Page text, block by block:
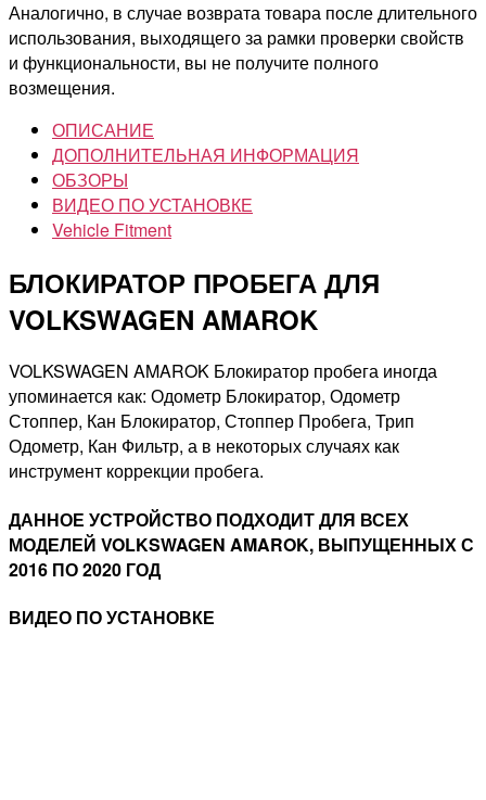
Аналогично, в случае возврата товара после длительного
использования, выходящего за рамки проверки свойств
и функциональности, вы не получите полного
возмещения.
ОПИСАНИЕ
ДОПОЛНИТЕЛЬНАЯ ИНФОРМАЦИЯ
ОБЗОРЫ
ВИДЕО ПО УСТАНОВКЕ
Vehicle Fitment
БЛОКИРАТОР ПРОБЕГА ДЛЯ
VOLKSWAGEN AMAROK
VOLKSWAGEN AMAROK Блокиратор пробега иногда
упоминается как: Одометр Блокиратор, Одометр
Стоппер, Кан Блокиратор, Стоппер Пробега, Трип
Одометр, Кан Фильтр, а в некоторых случаях как
инструмент коррекции пробега.
ДАННОЕ УСТРОЙСТВО ПОДХОДИТ ДЛЯ ВСЕХ
МОДЕЛЕЙ VOLKSWAGEN AMAROK, ВЫПУЩЕННЫХ С
2016 ПО 2020 ГОД
ВИДЕО ПО УСТАНОВКЕ